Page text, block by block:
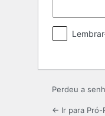
Perdeu a
← Ir para Pró-